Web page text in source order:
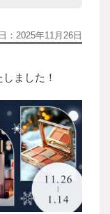
： 2025年11月26日
ました！